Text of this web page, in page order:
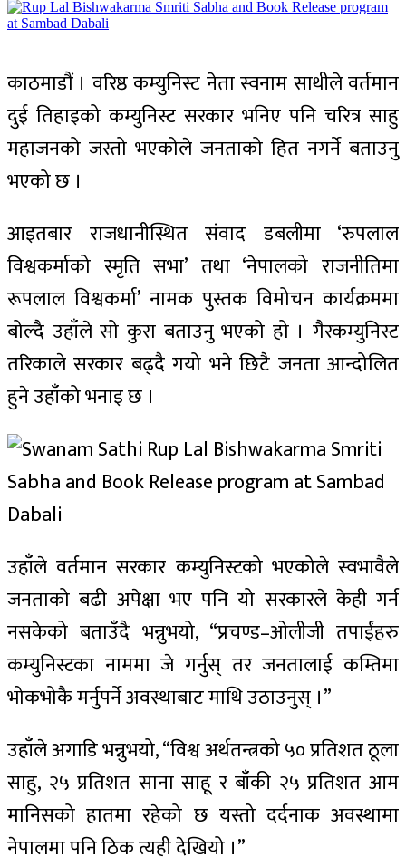
काठमाडौं । वरिष्ठ कम्युनिस्ट नेता स्वनाम साथीले वर्तमान
दुई तिहाइको कम्युनिस्ट सरकार भनिए पनि चरित्र साहु
महाजनको जस्तो भएकोले जनताको हित नगर्ने बताउनु
भएको छ ।
आइतबार राजधानीस्थित संवाद डबलीमा ‘रुपलाल
विश्वकर्माको स्मृति सभा’ तथा ‘नेपालको राजनीतिमा
रूपलाल विश्वकर्मा’ नामक पुस्तक विमोचन कार्यक्रममा
बोल्दै उहाँले सो कुरा बताउनु भएको हो । गैरकम्युनिस्ट
तरिकाले सरकार बढ्दै गयो भने छिटै जनता आन्दोलित
हुने उहाँको भनाइ छ ।
उहाँले वर्तमान सरकार कम्युनिस्टको भएकोले स्वभावैले
जनताको बढी अपेक्षा भए पनि यो सरकारले केही गर्न
नसकेको बताउँदै भन्नुभयो, “प्रचण्ड–ओलीजी तपाईंहरु
कम्युनिस्टका नाममा जे गर्नुस् तर जनतालाई कम्तिमा
भोकभोकै मर्नुपर्ने अवस्थाबाट माथि उठाउनुस् ।”
उहाँले अगाडि भन्नुभयो, “विश्व अर्थतन्त्रको ५० प्रतिशत ठूला
साहु, २५ प्रतिशत साना साहू र बाँकी २५ प्रतिशत आम
मानिसको हातमा रहेको छ यस्तो दर्दनाक अवस्थामा
नेपालमा पनि ठिक त्यही देखियो ।”